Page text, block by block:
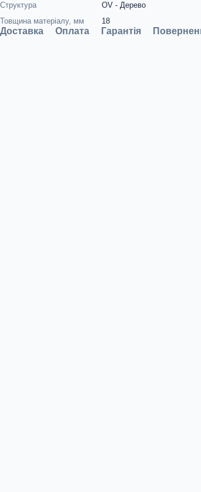
Структура
OV - Дерево
Товщина матеріалу, мм
18
Доставка Оплата Гарантія